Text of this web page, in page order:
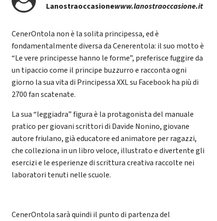
Lanostraoccasionewww.lanostraoccasione.it
CenerOntola non è la solita principessa, ed è
fondamentalmente diversa da Cenerentola: il suo motto è
“Le vere principesse hanno le forme”, preferisce fuggire da
un tipaccio come il principe buzzurro e racconta ogni
giorno la sua vita di Principessa XXL su Facebook ha più di
2700 fan scatenate.
La sua “leggiadra” figura è la protagonista del manuale
pratico per giovani scrittori di Davide Nonino, giovane
autore friulano, già educatore ed animatore per ragazzi,
che colleziona in un libro veloce, illustrato e divertente gli
esercizi e le esperienze di scrittura creativa raccolte nei
laboratori tenuti nelle scuole.
CenerOntola sarà quindi il punto di partenza del